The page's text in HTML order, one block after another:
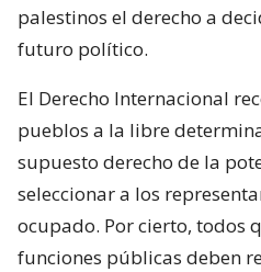
palestinos el derecho a
futuro político.
El Derecho Internacional
pueblos a la libre
supuesto derecho de la
seleccionar a los
ocupado. Por cierto, todos
funciones públicas deben